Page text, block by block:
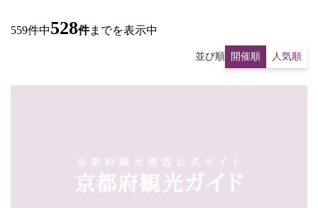
559件中528件までを表示中
並び順 開催順 人気順